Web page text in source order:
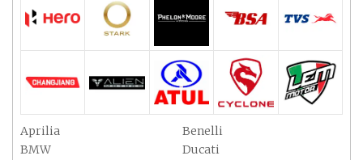
Aprilia
Benelli
BMW
Ducati